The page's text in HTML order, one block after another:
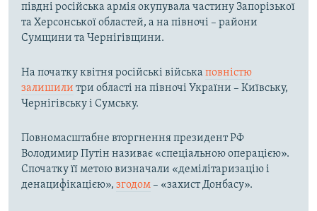
півдні російська армія окупувала частину Запорізької
та Херсонської областей, а на півночі – райони
Сумщини та Чернігівщини.
На початку квітня російські війська повністю
залишили три області на півночі України – Київську,
Чернігівську і Сумську.
Повномасштабне вторгнення президент РФ
Володимир Путін називає «спеціальною операцією».
Спочатку її метою визначали «демілітаризацію і
денацифікацією», згодом– «захист Донбасу».